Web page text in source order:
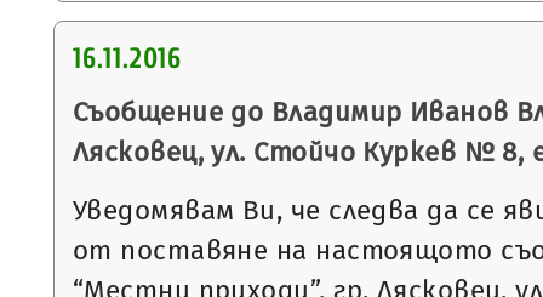
16.11.2016
Съобщение до Владимир Иванов
Лясковец, ул. Стойчо Куркев № 8,
Уведомявам Ви, че следва да се
от поставяне на настоящото
“Местни приходи”, гр. Лясковец,